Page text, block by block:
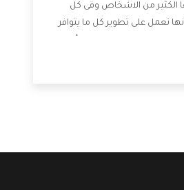
الكثير من الاشخاص وفى كل
تعمل على تطوير كل ما يتوافر
وتقدم للعملاء أقوى